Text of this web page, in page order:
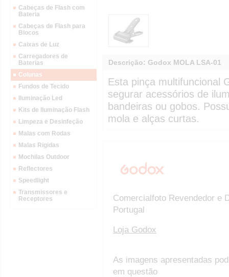
Cabeças de Flash com
Bateria
Cabeças de Flash para
Blocos
Caixas de Luz
Carregadores de
Baterias
Colunas
Fundos de Tecido
Iluminação Led
Kits de Iluminação Flash
Limpeza e Desinfeção
Malas com Rodas
Malas Rigidas
Mochilas Outdoor
Reflectores
Speedlight
Transmissores e
Receptores
Descrição: Godox MOLA LSA-01
Esta pinça multifuncional
segurar acessórios de
bandeiras ou gobos.
mola e alças curtas.
Comercialfoto Revendedor e
Portugal
Loja Godox
As imagens apresentadas
em questão